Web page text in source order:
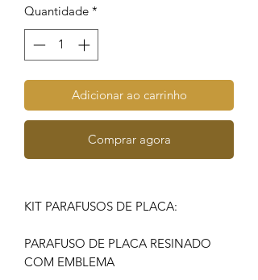
Quantidade *
Adicionar ao carrinho
Comprar agora
KIT PARAFUSOS DE PLACA:
PARAFUSO DE PLACA RESINADO
COM EMBLEMA